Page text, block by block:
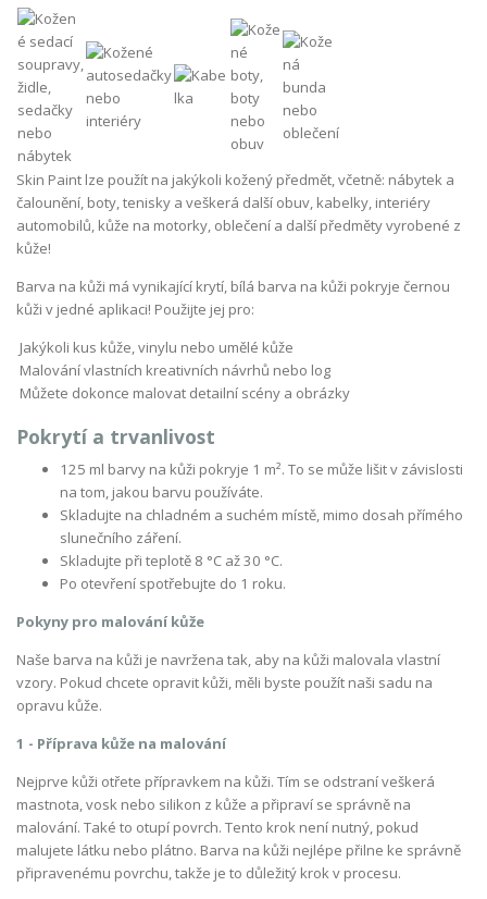
Skin Paint lze použít na jakýkoli kožený předmět, včetně: nábytek a
čalounění, boty, tenisky a veškerá další obuv, kabelky, interiéry
automobilů, kůže na motorky, oblečení a další předměty vyrobené z
kůže!
Barva na kůži má vynikající krytí, bílá barva na kůži pokryje černou
kůži v jedné aplikaci! Použijte jej pro:
Jakýkoli kus kůže, vinylu nebo umělé kůže
Malování vlastních kreativních návrhů nebo log
Můžete dokonce malovat detailní scény a obrázky
Pokrytí a trvanlivost
125 ml barvy na kůži pokryje 1 m². To se může lišit v závislosti
na tom, jakou barvu používáte.
Skladujte na chladném a suchém místě, mimo dosah přímého
slunečního záření.
Skladujte při teplotě 8 °C až 30 °C.
Po otevření spotřebujte do 1 roku.
Pokyny pro malování kůže
Naše barva na kůži je navržena tak, aby na kůži malovala vlastní
vzory. Pokud chcete opravit kůži, měli byste použít naši sadu na
opravu kůže.
1 - Příprava kůže na malování
Nejprve kůži otřete přípravkem na kůži. Tím se odstraní veškerá
mastnota, vosk nebo silikon z kůže a připraví se správně na
malování. Také to otupí povrch. Tento krok není nutný, pokud
malujete látku nebo plátno. Barva na kůži nejlépe přilne ke správně
připravenému povrchu, takže je to důležitý krok v procesu.